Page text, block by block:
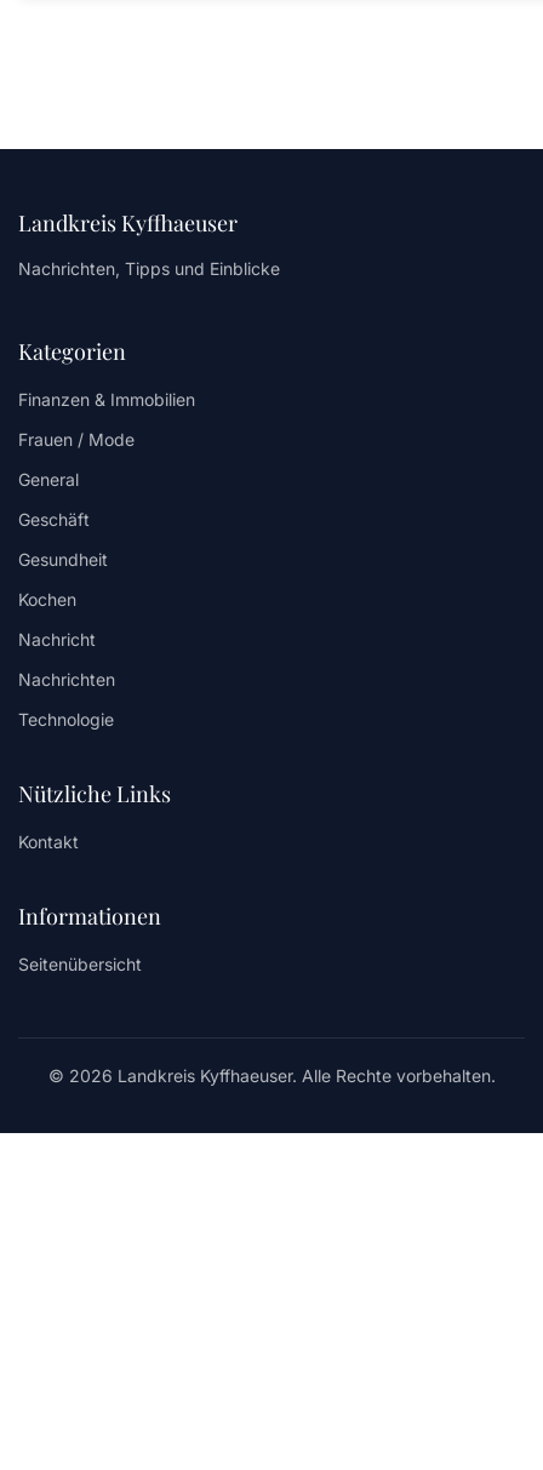
Landkreis Kyffhaeuser
Nachrichten, Tipps und Einblicke
Kategorien
Finanzen & Immobilien
Frauen / Mode
General
Geschäft
Gesundheit
Kochen
Nachricht
Nachrichten
Technologie
Nützliche Links
Kontakt
Informationen
Seitenübersicht
© 2026 Landkreis Kyffhaeuser. Alle Rechte vorbehalten.